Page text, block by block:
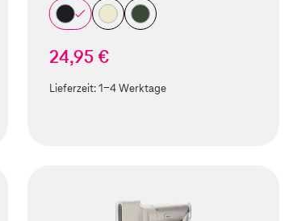
24,95 €
Lieferzeit:1-4 Werktage